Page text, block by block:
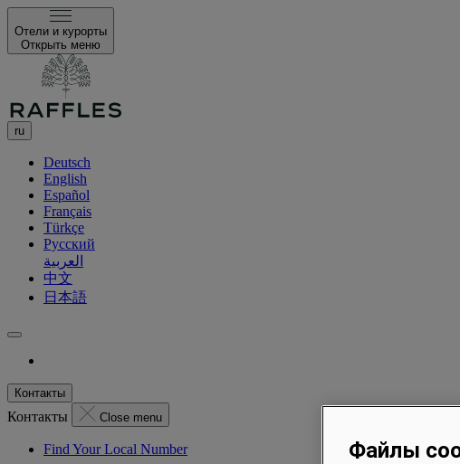
Отели и курорты
Открыть меню
ru
Deutsch
English
Español
Français
Türkçe
Русский
العربية
中文
日本語
Контакты
Контакты Close menu
Find Your Local Number Файлы